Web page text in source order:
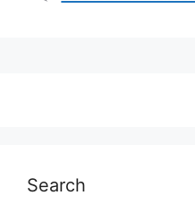
Search